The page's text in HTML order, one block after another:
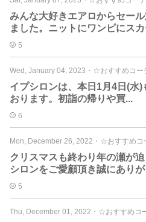
みんな大好きエアロからセー
ました。ニットにワンピにス
5
Wed, January 04, 2023 ・ ☆おすすめコ
イプシロンは、本日1月4日(水
おります。初詣の帰りや買...
6
Mon, December 26, 2022 ・ ☆おすすめ
クリスマスも終わり年の瀬が
シロンをご愛顧頂き誠にあり
5
Thu, December 01, 2022 ・ ☆おすすめコ